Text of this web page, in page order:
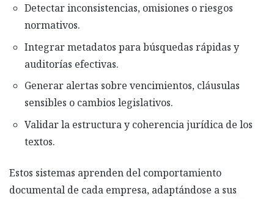
Detectar inconsistencias, omisiones o riesgos
normativos.
Integrar metadatos para búsquedas rápidas y
auditorías efectivas.
Generar alertas sobre vencimientos, cláusulas
sensibles o cambios legislativos.
Validar la estructura y coherencia jurídica de los
textos.
Estos sistemas aprenden del comportamiento
documental de cada empresa, adaptándose a sus